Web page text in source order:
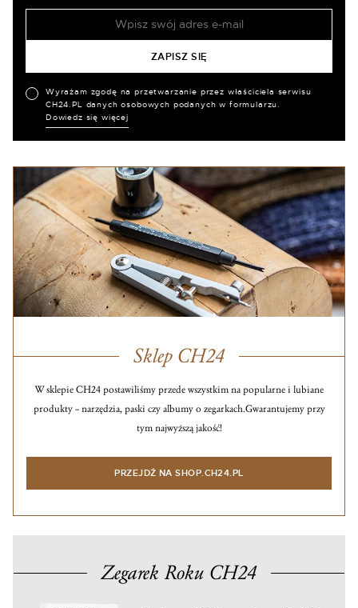
Wyrażam zgodę na przetwarzanie przez właściciela serwisu
CH24.PL danych osobowych podanych w formularzu.
Dowiedz się więcej
Sklep CH24
W sklepie CH24 postawiliśmy przede wszystkim na popularne i lubiane
produkty – narzędzia, paski czy albumy o zegarkach.Gwarantujemy przy
tym najwyższą jakość!
PRZEJDŹ NA SHOP.CH24.PL
Zegarek Roku CH24